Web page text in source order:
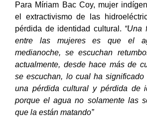
Para Míriam Bac Coy, mujer
el extractivismo de las
pérdida de identidad cultural. “Una
entre las mujeres es que el
medianoche, se escuchan
actualmente, desde hace más de
se escuchan, lo cual ha significado
una pérdida cultural y pérdida de
porque el agua no solamente las
que la están matando”